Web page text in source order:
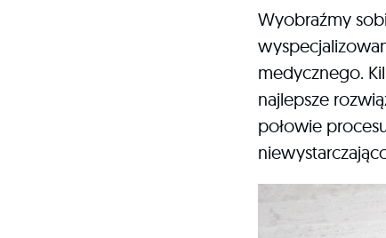
Wyobraźmy
medycznego.
najlepsze
połowie